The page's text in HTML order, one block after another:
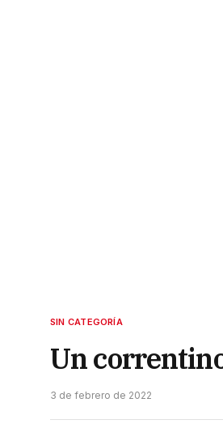
SIN CATEGORÍA
Un
3 de febrero de 2022